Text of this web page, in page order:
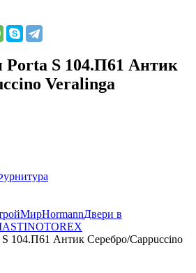
Porta S 104.П61 Антик
Veralinga
HormannДвери в
TOREX
104.П61 Антик Серебро/Cappuccino